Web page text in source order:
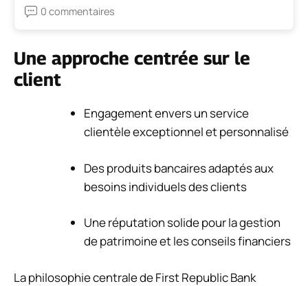
0 commentaires
Une approche centrée sur le
client
Engagement envers un service
clientèle exceptionnel et personnalisé
Des produits bancaires adaptés aux
besoins individuels des clients
Une réputation solide pour la gestion
de patrimoine et les conseils financiers
La philosophie centrale de First Republic Bank